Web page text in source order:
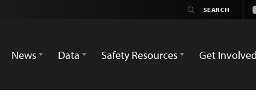
News
Data Safety Resources Get Involved